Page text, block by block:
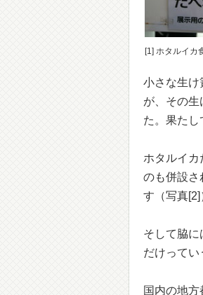
[1] ホタルイカ
小さな生け
が、その生
た。果たし
ホタルイ
のも併設さ
す（写真[2]
そして脇に
だけってい
国内の地方